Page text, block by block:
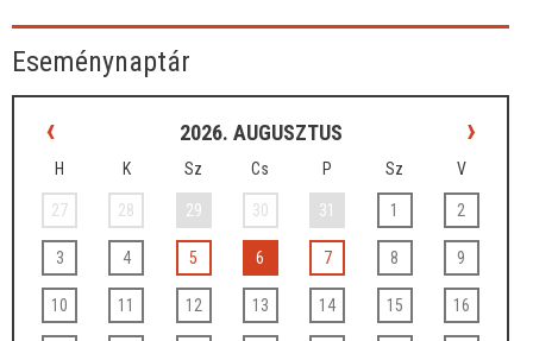
Eseménynaptár
‹ 2026. AUGUSZTUS ›
H K Sz Cs P Sz V
27 28 29 30 31 1 2
3 4 5 6 7 8 9
10 11 12 13 14 15 16